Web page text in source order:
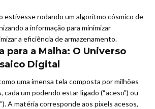
estivesse rodando um algoritmo cósmico de
a informação para minimizar
a eficiência de armazenamento.
para a Malha: O Universo
Digital
uma imensa tela composta por milhões
cada um podendo estar ligado (“aceso”) ou
A matéria corresponde aos pixels acesos,